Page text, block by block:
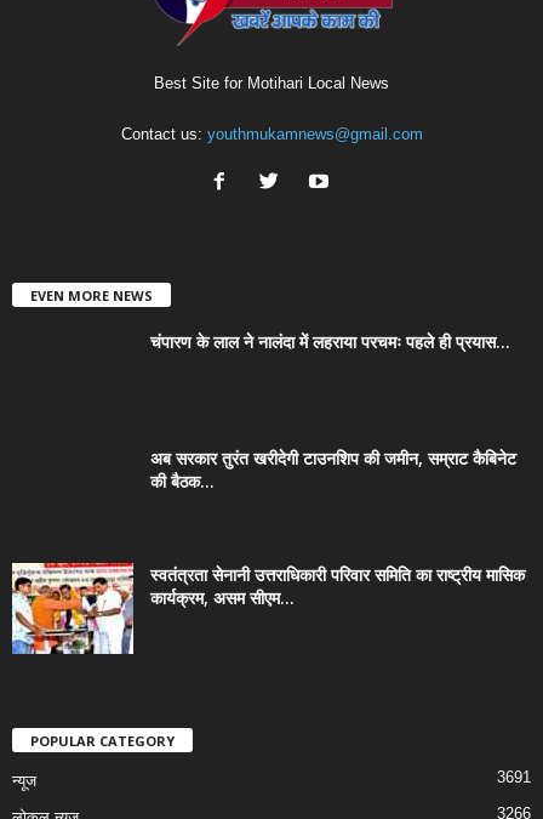
Best Site for Motihari Local News
Contact us: youthmukamnews@gmail.com
EVEN MORE NEWS
चंपारण के लाल ने नालंदा में लहराया परचमः पहले ही प्रयास...
अब सरकार तुरंत खरीदेगी टाउनशिप की जमीन, सम्राट कैबिनेट
की बैठक...
स्वतंत्रता सेनानी उत्तराधिकारी परिवार समिति का राष्ट्रीय मासिक
कार्यक्रम, असम सीएम...
POPULAR CATEGORY
न्यूज 3691
3266